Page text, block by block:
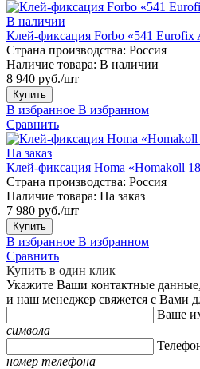
В наличии
Клей-фиксация Forbo «541 Eurofix
Страна производства: Россия
Наличие товара: В наличии
8 940 руб./шт
Купить
В избранное В избранном
Сравнить
На заказ
Клей-фиксация Homa «Homakoll
Страна производства: Россия
Наличие товара: На заказ
7 980 руб./шт
Купить
В избранное В избранном
Сравнить
Купить в один клик
Укажите Ваши контактные данные,
и наш менеджер свяжется с Вами
Ваше
символа
номер телефона